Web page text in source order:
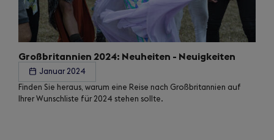
Großbritannien 2024: Neuheiten - Neuigkeiten
Januar 2024
Finden Sie heraus, warum eine Reise nach Großbritannien auf
Ihrer Wunschliste für 2024 stehen sollte.